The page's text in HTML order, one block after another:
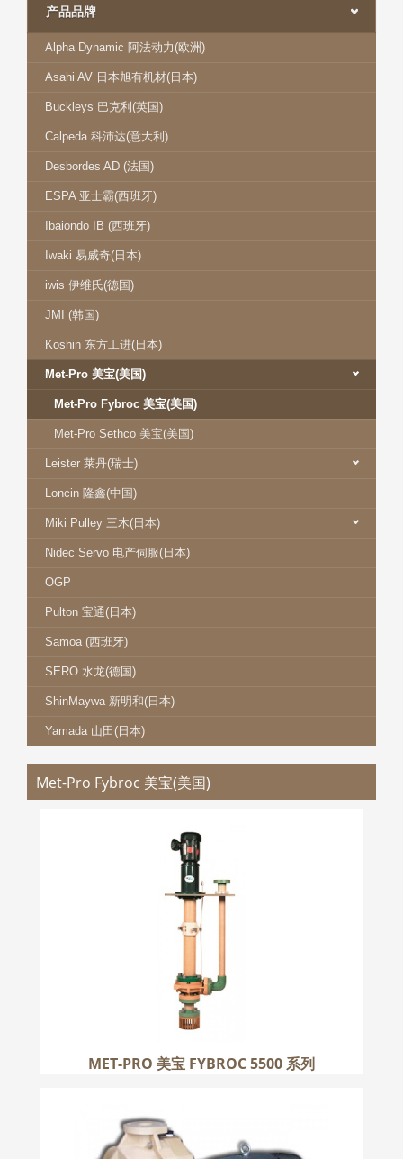
产品品牌
Alpha Dynamic 阿法动力(欧洲)
Asahi AV 日本旭有机材(日本)
Buckleys 巴克利(英国)
Calpeda 科沛达(意大利)
Desbordes AD (法国)
ESPA 亚士霸(西班牙)
Ibaiondo IB (西班牙)
Iwaki 易威奇(日本)
iwis 伊维氏(德国)
JMI (韩国)
Koshin 东方工进(日本)
Met-Pro 美宝(美国)
Met-Pro Fybroc 美宝(美国)
Met-Pro Sethco 美宝(美国)
Leister 莱丹(瑞士)
Loncin 隆鑫(中国)
Miki Pulley 三木(日本)
Nidec Servo 电产伺服(日本)
OGP
Pulton 宝通(日本)
Samoa (西班牙)
SERO 水龙(德国)
ShinMaywa 新明和(日本)
Yamada 山田(日本)
Met-Pro Fybroc 美宝(美国)
MET-PRO 美宝 FYBROC 5500 系列
MET-PRO 美宝 FYBROC 5500 系列
更多
MET-PRO 美宝 FYBROC 1630 系列